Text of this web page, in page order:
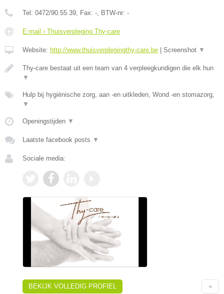
Tel: 0472/90.55.39 , Fax: - , BTW-nr: -
E-mail › Thuisverpleging Thy-care
Website: http://www.thuisverplegingthy-care.be | Screenshot ▼
Thy-care bestaat uit een team van 4 verpleegkundigen die elk hun
▼
Hulp bij hygiënische zorg, aan -en uitkleden, Wond -en stomazorg,
▼
Openingstijden ▼
Laatste facebook posts ▼
Sociale media:
BEKIJK VOLLEDIG PROFIEL